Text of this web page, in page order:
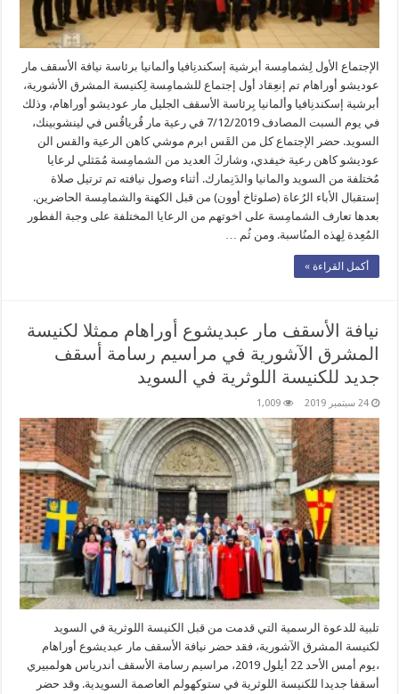
الإجتماع الأول لِشمامِسة أبرشية إسكندنِافيا وألمانيا برئاسة نيافة الأسقف مار
عوديشو أوراهام تم إنعِقاد أول إجتماع للشمامِسة لِكنيسة المشرق الأشورية،
أبرشية إسكندنِافيا وألمانيا بِرئاسة الأسقف الجليل مار عوديشو أوراهام، وذلك
في يوم السبت المصادف 7/12/2019 في رعية مار قُرياقُس في لينشوبينك،
السويد. حضر الإجتماع كل من القَس ابرم موشي كاهن الرعية والقس الن
عوديشو كاهن رعية خيفدي، وشاركَ العديد من الشمامِسة مُمَثلي لرعايا
مُختلفة من السويد والمانيا والدَنِمارك. أثناء وصول نيافته تم ترتيل صلاة
إستقبال الأباء الرُعاة (صلوثاخ أوون) من قبل الكهنة والشمامِسة الحاضرين.
بعدها تعارف الشمامِسة على اخوتهم من الرعايا المختلفة على وجبة الفطور
المُعِدة لِهذه المنُاسبة. ومن ثُم …
أكمل القراءة »
نيافة الأسقف مار عبديشوع أوراهام ممثلا لكنيسة
المشرق الآشورية في مراسيم رسامة أسقف
جديد للكنيسة اللوثرية في السويد
24 سبتمبر 2019 1,009
تلبية للدعوة الرسمية التي قدمت من قبل الكنيسة اللوثرية في السويد
لكنيسة المشرق الآشورية، فقد حضر نيافة الأسقف مار عبديشوع أوراهام
،يوم أمس الأحد 22 أيلول 2019، مراسيم رسامة الأسقف أندرياس هولمبيري
أسقفا جديدا للكنيسة اللوثرية في ستوكهولم العاصمة السويدية. وقد حضر